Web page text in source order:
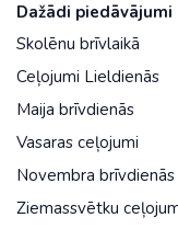
Dažādi piedāvājumi
Skolēnu brīvlaikā
Ceļojumi Lieldienās
Maija brīvdienās
Vasaras ceļojumi
Novembra brīvdienās
Ziemassvētku